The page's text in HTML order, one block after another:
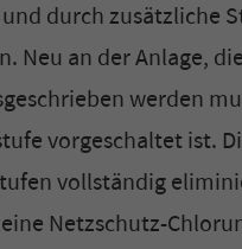
durch zusätzliche
Neu an der Anlage,
werden
vorgeschaltet ist.
vollständig
Netzschutz-